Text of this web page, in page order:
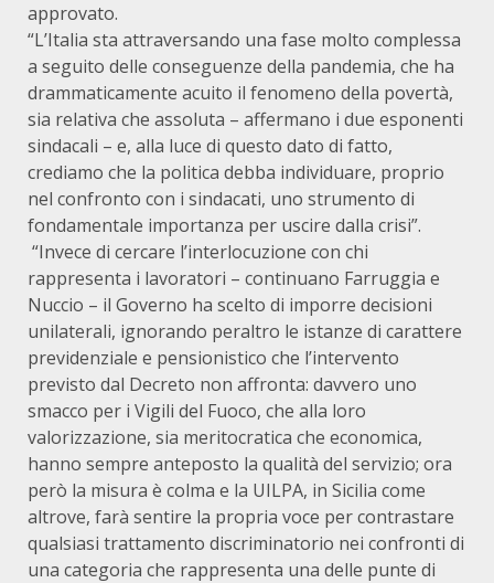
approvato.
“L’Italia sta attraversando una fase molto complessa
a seguito delle conseguenze della pandemia, che ha
drammaticamente acuito il fenomeno della povertà,
sia relativa che assoluta – affermano i due esponenti
sindacali – e, alla luce di questo dato di fatto,
crediamo che la politica debba individuare, proprio
nel confronto con i sindacati, uno strumento di
fondamentale importanza per uscire dalla crisi”.
“Invece di cercare l’interlocuzione con chi
rappresenta i lavoratori – continuano Farruggia e
Nuccio – il Governo ha scelto di imporre decisioni
unilaterali, ignorando peraltro le istanze di carattere
previdenziale e pensionistico che l’intervento
previsto dal Decreto non affronta: davvero uno
smacco per i Vigili del Fuoco, che alla loro
valorizzazione, sia meritocratica che economica,
hanno sempre anteposto la qualità del servizio; ora
però la misura è colma e la UILPA, in Sicilia come
altrove, farà sentire la propria voce per contrastare
qualsiasi trattamento discriminatorio nei confronti di
una categoria che rappresenta una delle punte di